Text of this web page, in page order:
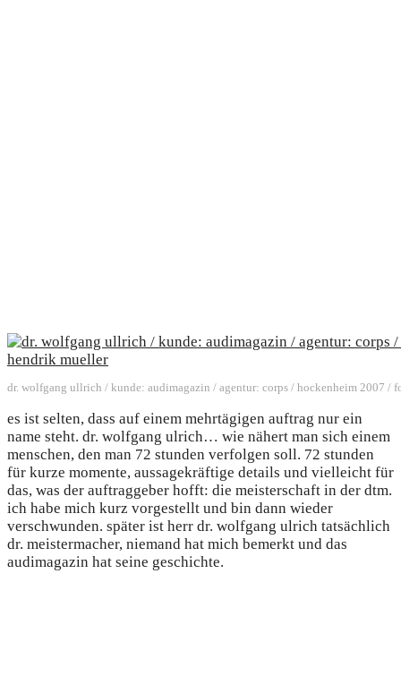
dr. wolfgang ullrich / kunde: audimagazin / agentur: corps / hockenheim 2007 /
es ist selten, dass auf einem mehrtägigen auftrag nur ein
name steht. dr. wolfgang ulrich… wie nähert man sich einem
menschen, den man 72 stunden verfolgen soll. 72 stunden
für kurze momente, aussagekräftige details und vielleicht für
das, was der auftraggeber hofft: die meisterschaft in der dtm.
ich habe mich kurz vorgestellt und bin dann wieder
verschwunden. später ist herr dr. wolfgang ulrich tatsächlich
dr. meistermacher, niemand hat mich bemerkt und das
audimagazin hat seine geschichte.